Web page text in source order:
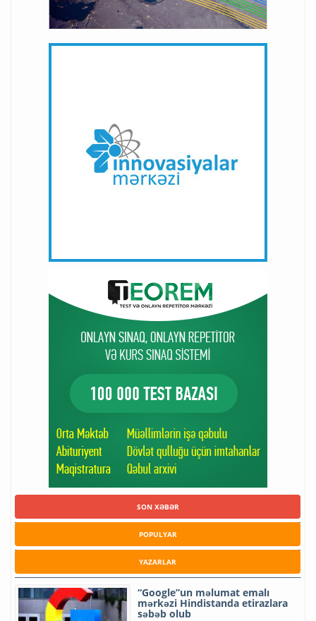
SON XƏBƏR
POPULYAR
YAZARLAR
“Google”un məlumat emalı
mərkəzi Hindistanda etirazlara
səbəb olub